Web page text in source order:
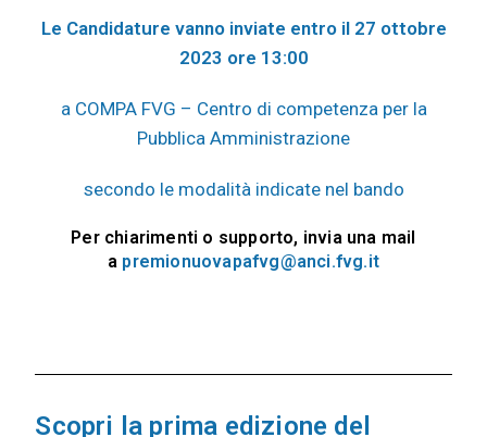
Le Candidature vanno inviate entro il 27 ottobre
2023 ore 13:00
a COMPA FVG – Centro di competenza per la
Pubblica Amministrazione
secondo le modalità indicate nel bando
Per chiarimenti o supporto, invia una mail
a premionuovapafvg@anci.fvg.it
Scopri la prima edizione del